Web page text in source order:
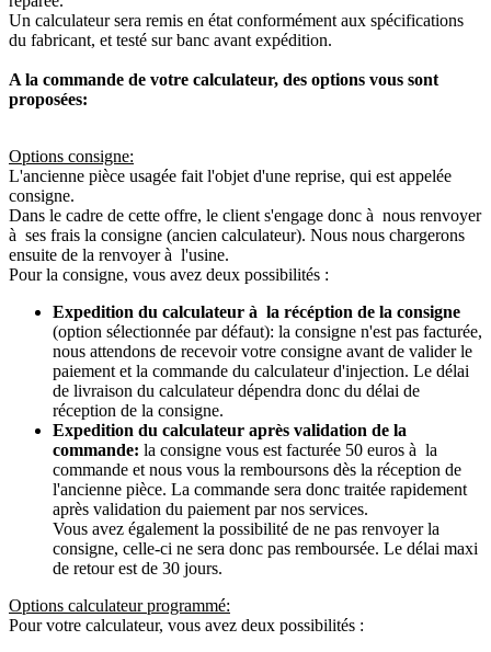
Un calculateur sera remis en état conformément aux spécifications
du fabricant, et testé sur banc avant expédition.
A la commande de votre calculateur, des options vous sont
proposées:
Options consigne:
L'ancienne pièce usagée fait l'objet d'une reprise, qui est appelée
consigne.
Dans le cadre de cette offre, le client s'engage donc à nous renvoyer
à ses frais la consigne (ancien calculateur). Nous nous chargerons
ensuite de la renvoyer à l'usine.
Pour la consigne, vous avez deux possibilités :
Expedition du calculateur à la récéption de la consigne
(option sélectionnée par défaut): la consigne n'est pas facturée,
nous attendons de recevoir votre consigne avant de valider le
paiement et la commande du calculateur d'injection. Le délai
de livraison du calculateur dépendra donc du délai de
réception de la consigne.
Expedition du calculateur après validation de la
commande: la consigne vous est facturée 50 euros à la
commande et nous vous la remboursons dès la réception de
l'ancienne pièce. La commande sera donc traitée rapidement
après validation du paiement par nos services.
Vous avez également la possibilité de ne pas renvoyer la
consigne, celle-ci ne sera donc pas remboursée. Le délai maxi
de retour est de 30 jours.
Options calculateur programmé:
Pour votre calculateur, vous avez deux possibilités :